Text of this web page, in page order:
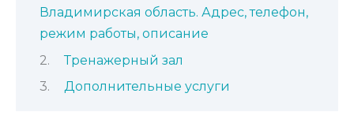
Владимирская область. Адрес, телефон,
режим работы, описание
Тренажерный зал
Дополнительные услуги